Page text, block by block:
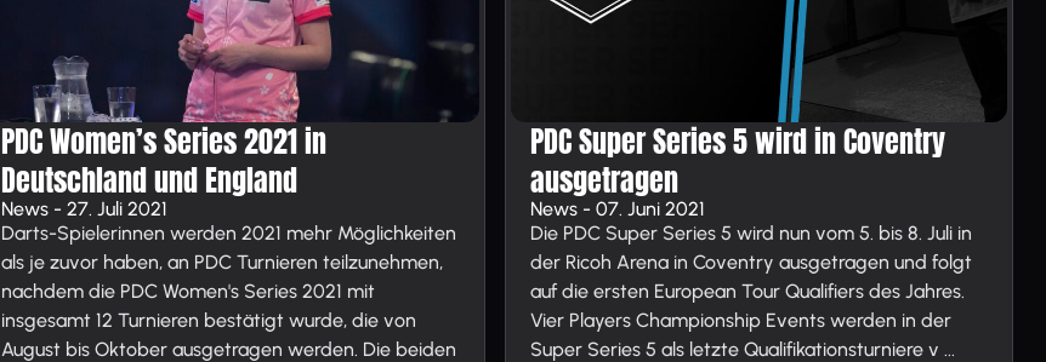
PDC Women’s Series 2021 in
Deutschland und England
News - 27. Juli 2021
Darts-Spielerinnen werden 2021 mehr Möglichkeiten
als je zuvor haben, an PDC Turnieren teilzunehmen,
nachdem die PDC Women's Series 2021 mit
insgesamt 12 Turnieren bestätigt wurde, die von
August bis Oktober ausgetragen werden. Die beiden
PDC Super Series 5 wird in Coventry
ausgetragen
News - 07. Juni 2021
Die PDC Super Series 5 wird nun vom 5. bis 8. Juli in
der Ricoh Arena in Coventry ausgetragen und folgt
auf die ersten European Tour Qualifiers des Jahres.
Vier Players Championship Events werden in der
Super Series 5 als letzte Qualifikationsturniere v ...